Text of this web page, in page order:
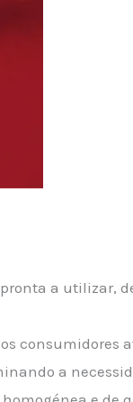
a utilizar,
consumidores
a